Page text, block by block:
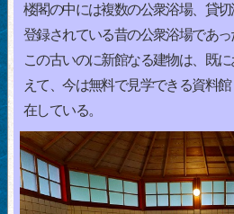
楼閣の中には複数の公衆浴場、貸
登録されている昔の公衆浴場であっ
この古いのに新館なる建物は、既
えて、今は無料で見学できる資料
在している。